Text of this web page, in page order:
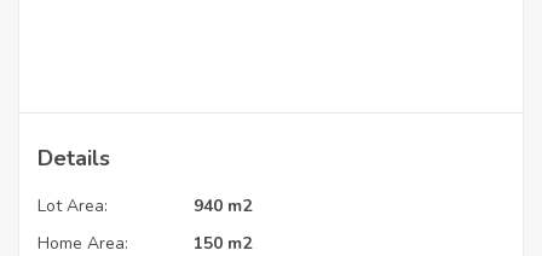
Details
Lot Area:
940 m2
Home Area:
150 m2